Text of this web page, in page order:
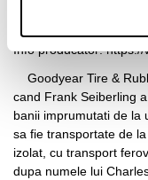
Despre
Info producator:https://
Goodyear Tire &
cand Frank Seiberling
banii imprumutati de la
sa fie transportate de
izolat, cu transport
dupa numele lui